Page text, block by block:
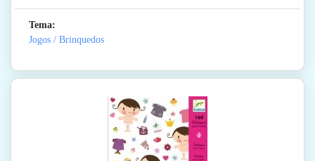
Tema:
Jogos / Brinquedos